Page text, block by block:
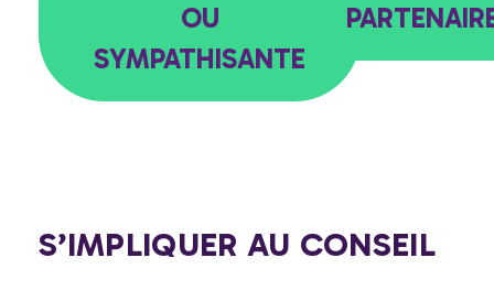
OU
SYMPATHISANTE
S’IMPLIQUER AU CONSEIL